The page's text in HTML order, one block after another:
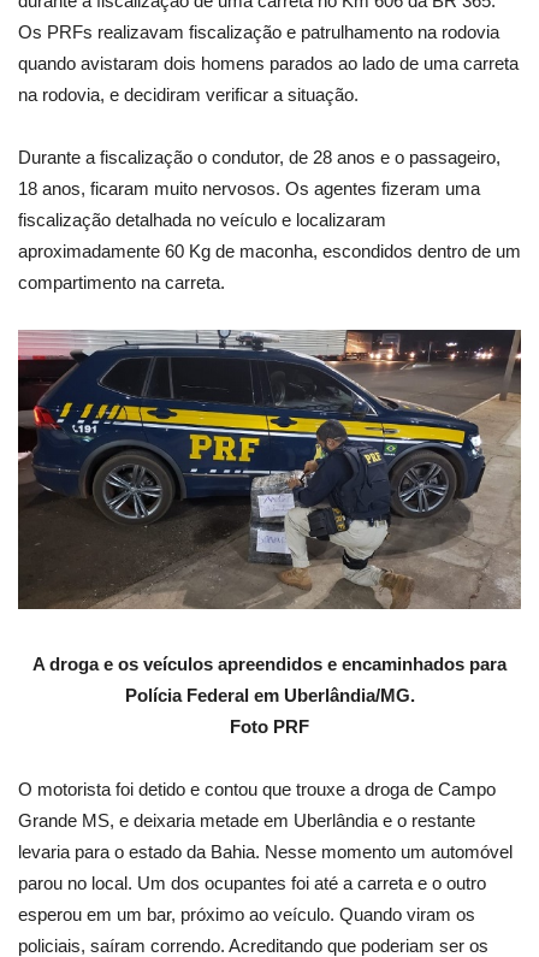
Os PRFs realizavam fiscalização e patrulhamento na rodovia
quando avistaram dois homens parados ao lado de uma carreta
na rodovia, e decidiram verificar a situação.
Durante a fiscalização o condutor, de 28 anos e o passageiro,
18 anos, ficaram muito nervosos. Os agentes fizeram uma
fiscalização detalhada no veículo e localizaram
aproximadamente 60 Kg de maconha, escondidos dentro de um
compartimento na carreta.
A droga e os veículos apreendidos e encaminhados para
Polícia Federal em Uberlândia/MG.
Foto PRF
O motorista foi detido e contou que trouxe a droga de Campo
Grande MS, e deixaria metade em Uberlândia e o restante
levaria para o estado da Bahia. Nesse momento um automóvel
parou no local. Um dos ocupantes foi até a carreta e o outro
esperou em um bar, próximo ao veículo. Quando viram os
policiais, saíram correndo. Acreditando que poderiam ser os